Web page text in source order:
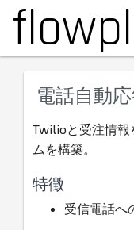
電話自動
Twilioと受注情報
ムを構築。
特徴
受信電話へ